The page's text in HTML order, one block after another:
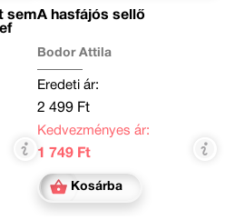
semA hasfájós sellő
Bodor Attila
Eredeti ár:
2 499 Ft
Kedvezményes ár:
1 749 Ft
Kosárba